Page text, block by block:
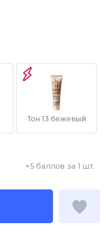
Тон 13 бежевый
+5 баллов за 1 шт.